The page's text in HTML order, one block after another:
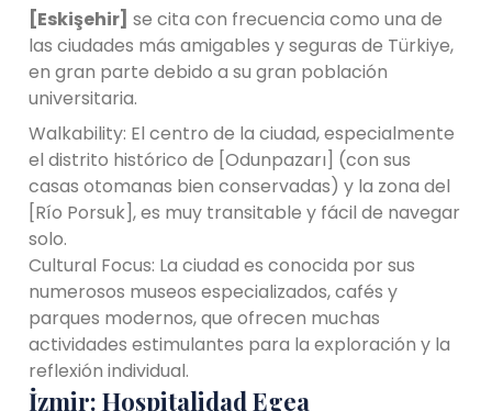
[Eskişehir] se cita con frecuencia como una de
las ciudades más amigables y seguras de Türkiye,
en gran parte debido a su gran población
universitaria.
Walkability: El centro de la ciudad, especialmente
el distrito histórico de [Odunpazarı] (con sus
casas otomanas bien conservadas) y la zona del
[Río Porsuk], es muy transitable y fácil de navegar
solo.
Cultural Focus: La ciudad es conocida por sus
numerosos museos especializados, cafés y
parques modernos, que ofrecen muchas
actividades estimulantes para la exploración y la
reflexión individual.
İzmir: Hospitalidad Egea